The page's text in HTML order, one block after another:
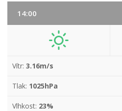
14:00
Vítr: 3.16m/s
Tlak: 1025hPa
Vlhkost: 23%